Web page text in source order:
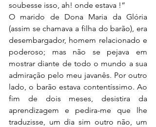
soubesse isso, ah! onde estava !”
O marido de Dona Maria da Glória
(assim se chamava a filha do barão), era
desembargador, homem relacionado e
poderoso; mas não se pejava em
mostrar diante de todo o mundo a sua
admiração pelo meu javanês. Por outro
lado, o barão estava contentíssimo. Ao
fim de dois meses, desistira da
aprendizagem e pedira-me que lhe
traduzisse, um dia sim outro não, um